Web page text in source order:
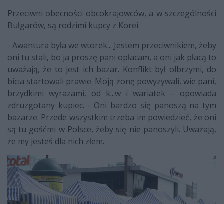
Przeciwni obecności obcokrajowców, a w szczególności
Bułgarów, są rodzimi kupcy z Korei.
- Awantura była we wtorek... Jestem przeciwnikiem, żeby
oni tu stali, bo ja proszę pani opłacam, a oni jak płacą to
uważają, że to jest ich bazar. Konflikt był olbrzymi, do
bicia startowali prawie. Moją żonę powyzywali, wie pani,
brzydkimi wyrazami, od k...w i wariatek – opowiada
zdruzgotany kupiec. - Oni bardzo się panoszą na tym
bazarze. Przede wszystkim trzeba im powiedzieć, że oni
są tu gośćmi w Polsce, żeby się nie panoszyli. Uważają,
że my jesteś dla nich złem.